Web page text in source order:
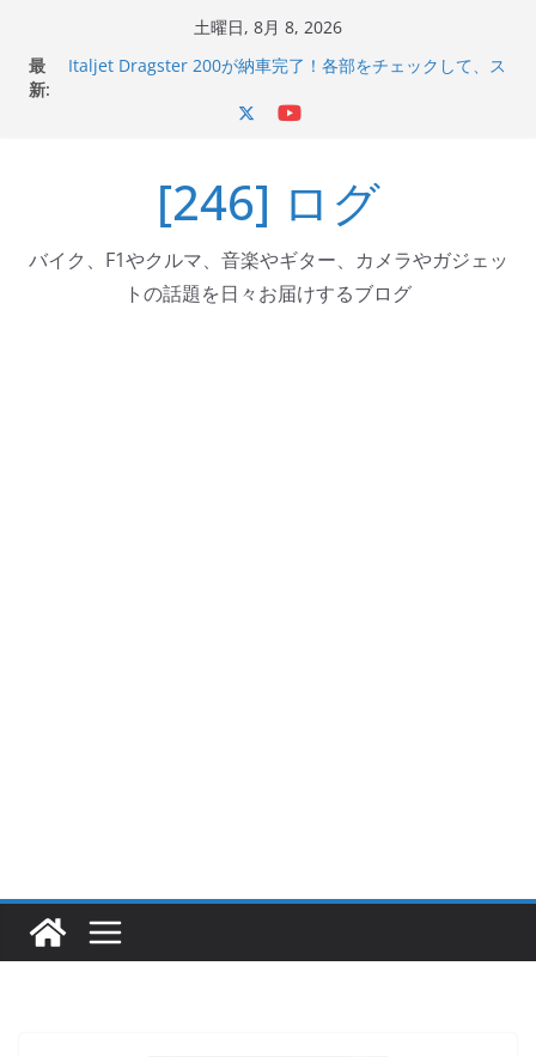
土曜日, 8月 8, 2026
最
新:
Italjet Dragster 200が納車完了！各部をチェックして、ス
器エフェクターが返礼品でもらえる！
Italjet Dragster 200のフロントISSサスの動きが判ったら
コーナリングが楽しくなった
[246] ログ
バイク、F1やクルマ、音楽やギター、カメラやガジェッ
トの話題を日々お届けするブログ